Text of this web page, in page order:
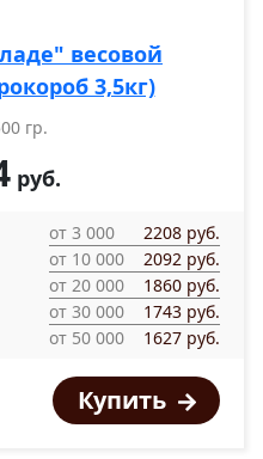
весовой
3,5кг)
гр.
руб.
от 3 000
2208 руб.
от 10 000
2092 руб.
от 20 000
1860 руб.
от 30 000
1743 руб.
от 50 000
1627 руб.
Купить